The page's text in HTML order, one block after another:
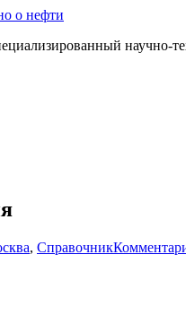
о нефти
научно-
, Справочник